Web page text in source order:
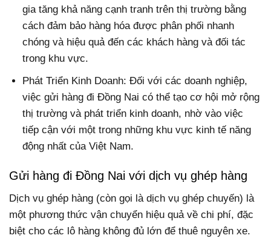
gia tăng khả năng cạnh tranh trên thị trường bằng
cách đảm bảo hàng hóa được phân phối nhanh
chóng và hiệu quả đến các khách hàng và đối tác
trong khu vực.
Phát Triển Kinh Doanh: Đối với các doanh nghiệp,
việc gửi hàng đi Đồng Nai có thể tạo cơ hội mở rộng
thị trường và phát triển kinh doanh, nhờ vào việc
tiếp cận với một trong những khu vực kinh tế năng
động nhất của Việt Nam.
Gửi hàng đi Đồng Nai với dịch vụ ghép hàng
Dịch vụ ghép hàng (còn gọi là dịch vụ ghép chuyến) là
một phương thức vận chuyển hiệu quả về chi phí, đặc
biệt cho các lô hàng không đủ lớn để thuê nguyên xe.